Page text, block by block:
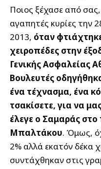
Ποιος ξέχασε από
αγαπητές κυρίες την
2013, όταν
χειροπέδες στην
Γενικής Ασφαλείας
Βουλευτές
ένα τέχνασμα, ένα
τσακίσετε, για να
έλεγε ο Σαμαράς στο
Μπαλτάκου. Όμως,
2% αλλά εκατόν δέκα
συντάχθηκαν στις